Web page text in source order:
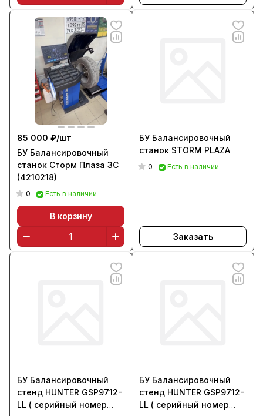
85 000 ₽/шт
БУ Балансировочный
станок Сторм Плаза 3С
(4210218)
0 Есть в наличии
В корзину
БУ Балансировочный
станок STORM PLAZA
0 Есть в наличии
Заказать
БУ Балансировочный
стенд HUNTER GSP9712-
LL ( серийный номер
БУ Балансировочный
стенд HUNTER GSP9712-
LL ( серийный номер